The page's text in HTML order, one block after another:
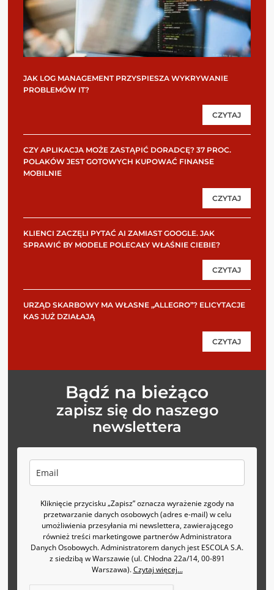
JAK LOG MANAGEMENT PRZYSPIESZA WYKRYWANIE
PROBLEMÓW IT?
CZYTAJ
CZY APLIKACJA MOŻE ZASTĄPIĆ DORADCĘ? 37 PROC.
POLAKÓW JEST GOTOWYCH KUPOWAĆ FINANSE
MOBILNIE
CZYTAJ
KLIENCI ZACZĘLI PYTAĆ AI ZAMIAST GOOGLE. JAK
SPRAWIĆ BY MODELE POLECAŁY WŁAŚNIE CIEBIE?
CZYTAJ
URZĄD SKARBOWY MA WŁASNE „ALLEGRO”? ELICYTACJE
KAS JUŻ DZIAŁAJĄ
CZYTAJ
Bądź na bieżąco
zapisz się do naszego
newslettera
Kliknięcie przycisku „Zapisz” oznacza wyrażenie zgody na
przetwarzanie danych osobowych (adres e-mail) w celu
umożliwienia przesyłania mi newslettera, zawierającego
również treści marketingowe partnerów Administratora
Danych Osobowych. Administratorem danych jest ESCOLA S.A.
z siedzibą w Warszawie (ul. Chłodna 22a/14, 00-891
Warszawa).Czytaj więcej...